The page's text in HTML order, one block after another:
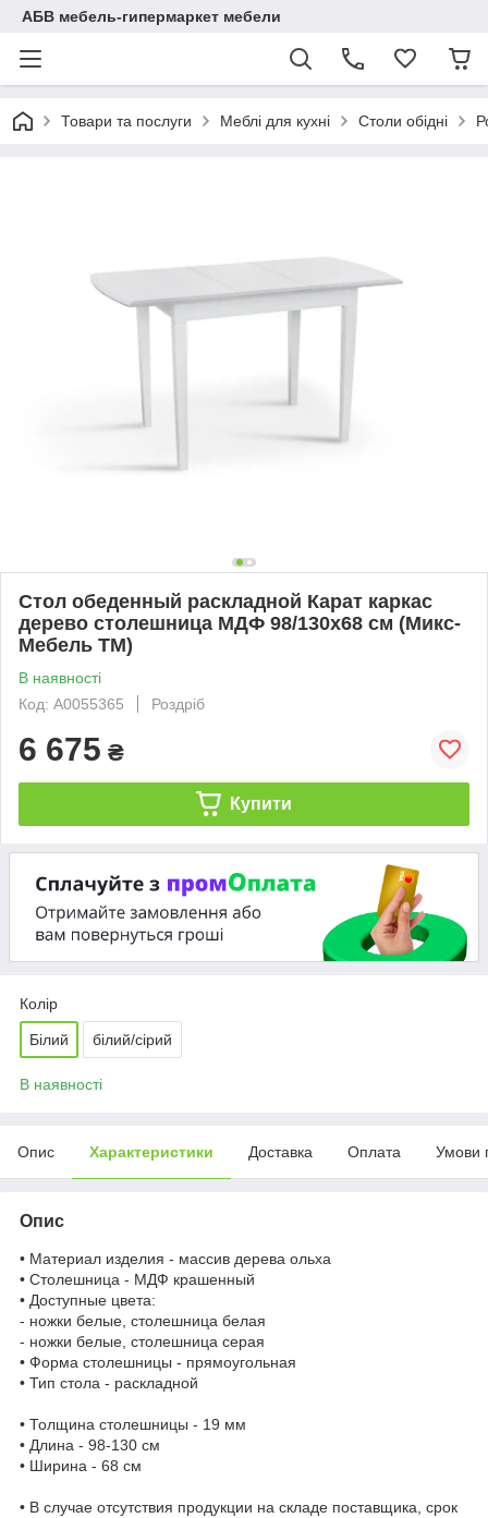
АБВ мебель-гипермаркет мебели
Товари та послуги Меблі для кухні Столи обідні
Стол обеденный раскладной Карат каркас
дерево столешница МДФ 98/130х68 см (Микс-
Мебель ТМ)
В наявності
Код: А0055365
Роздріб
6 675 ₴
Купити
Колір
Білий білий/сірий
В наявності
Опис Характеристики Доставка Оплата Умови
Опис
• Материал изделия - массив дерева ольха
• Столешница - МДФ крашенный
• Доступные цвета:
- ножки белые, столешница белая
- ножки белые, столешница серая
• Форма столешницы - прямоугольная
• Тип стола - раскладной
• Толщина столешницы - 19 мм
• Длина - 98-130 см
• Ширина - 68 см
• В случае отсутствия продукции на складе поставщика, срок